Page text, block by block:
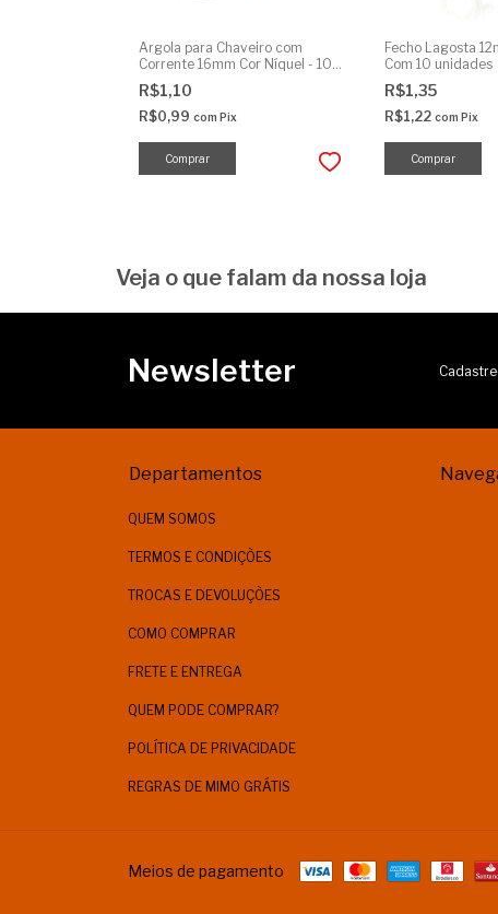
Argola para Chaveiro com
Corrente 16mm Cor Níquel - 10
Unidades
R$1,10
R$0,99 com Pix
Fecho Lagosta
Com 10 unidades
R$1,35
R$1,22 com Pix
Comprar
Veja o que falam da nossa loja
Newsletter
Departamentos
QUEM SOMOS
TERMOS E CONDIÇÕES
TROCAS E DEVOLUÇÕES
COMO COMPRAR
FRETE E ENTREGA
QUEM PODE COMPRAR?
POLÍTICA DE PRIVACIDADE
REGRAS DE MIMO GRÁTIS
Meios de pagamento